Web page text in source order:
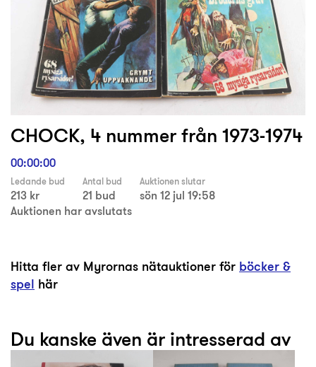
CHOCK, 4 nummer från 1973-1974
00:00:00
Ledande bud
213 kr
Antal bud
21 bud
Auktionen slutar
sön 12 jul 19:58
Auktionen har avslutats
Hitta fler av Myrornas nätauktioner för böcker &
spel här
Du kanske även är intresserad av